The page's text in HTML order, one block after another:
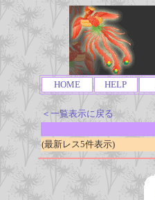
HOME HELP
＜一覧表示に戻る
(最新レス5件表示)